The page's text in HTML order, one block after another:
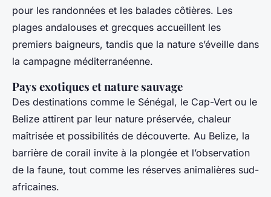
pour les randonnées et les balades côtières. Les
plages andalouses et grecques accueillent les
premiers baigneurs, tandis que la nature s’éveille dans
la campagne méditerranéenne.
Pays exotiques et nature sauvage
Des destinations comme le Sénégal, le Cap-Vert ou le
Belize attirent par leur nature préservée, chaleur
maîtrisée et possibilités de découverte. Au Belize, la
barrière de corail invite à la plongée et l’observation
de la faune, tout comme les réserves animalières sud-
africaines.